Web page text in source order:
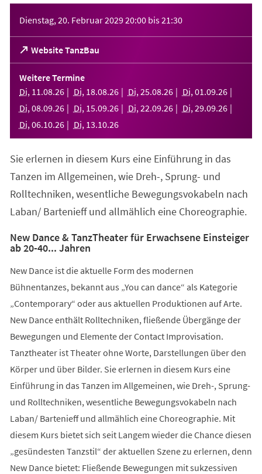
Dienstag, 20. Februar 202920:00 bis21:30
Website TanzBau
(Öffnet
in
einem
neuen
Tab)
Weitere Termine
Di, 11 .08.26 Di, 18.08.26 Di, 25.08.26 Di, 01 .09.26
Di, 08.09.26 Di, 15.09.26 Di, 22.09.26 Di, 29.09.26
Di, 06.10.26 Di, 13.10.26
Sie erlernen in diesem Kurs eine Einführung in das
Tanzen im Allgemeinen, wie Dreh-, Sprung- und
Rolltechniken, wesentliche Bewegungsvokabeln nach
Laban/ Bartenieff und allmählich eine Choreographie.
New Dance & TanzTheater für Erwachsene Einsteiger
ab 20-40... Jahren
New Dance ist die aktuelle Form des modernen
Bühnentanzes, bekannt aus „You can dance“ als Kategorie
„Contemporary“ oder aus aktuellen Produktionen auf Arte.
New Dance enthält Rolltechniken, fließende Übergänge der
Bewegungen und Elemente der Contact Improvisation.
Tanztheater ist Theater ohne Worte, Darstellungen über den
Körper und über Bilder. Sie erlernen in diesem Kurs eine
Einführung in das Tanzen im Allgemeinen, wie Dreh-, Sprung-
und Rolltechniken, wesentliche Bewegungsvokabeln nach
Laban/ Bartenieff und allmählich eine Choreographie. Mit
diesem Kurs bietet sich seit Langem wieder die Chance diesen
„gesündesten Tanzstil“ der aktuellen Szene zu erlernen, denn
New Dance bietet: Fließende Bewegungen mit sukzessiven